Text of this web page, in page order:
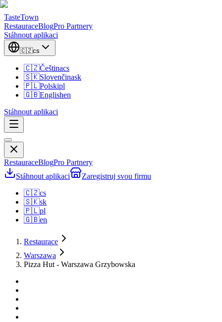
TasteTown
RestauraceBlogPro Partnery
Stáhnout aplikaci
🇨🇿cs
🇨🇿Češtinacs
🇸🇰Slovenčinask
🇵🇱Polskipl
🇬🇧Englishen
Stáhnout aplikaci
RestauraceBlogPro Partnery
Stáhnout aplikaci
Zaregistruj svou firmu
🇨🇿cs
🇸🇰sk
🇵🇱pl
🇬🇧en
Restaurace
Warszawa
Pizza Hut - Warszawa Grzybowska